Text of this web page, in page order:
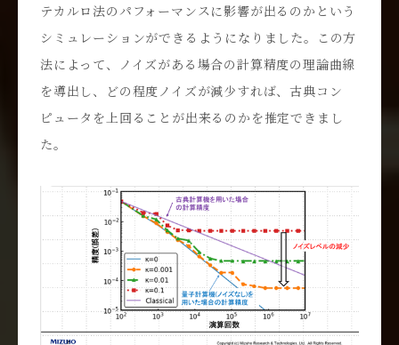
テカルロ法のパフォーマンスに影響が出るのかという
シミュレーションができるようになりました。この方
法によって、ノイズがある場合の計算精度の理論曲線
を導出し、どの程度ノイズが減少すれば、古典コン
ピュータを上回ることが出来るのかを推定できまし
た。